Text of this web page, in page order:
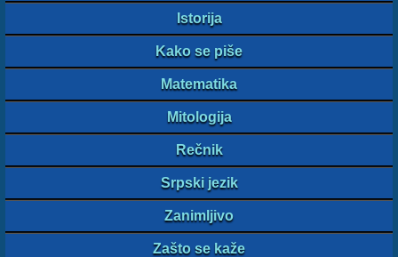
Istorija
Kako se piše
Matematika
Mitologija
Rečnik
Srpski jezik
Zanimljivo
Zašto se kaže